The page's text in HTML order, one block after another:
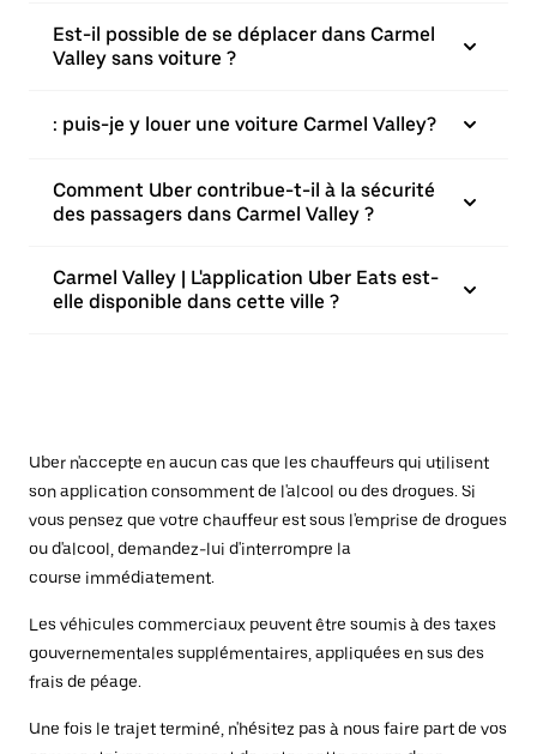
Est-il possible de se déplacer dans Carmel
Valley sans voiture ?
: puis-je y louer une voiture Carmel Valley?
Comment Uber contribue-t-il à la sécurité
des passagers dans Carmel Valley ?
Carmel Valley | L'application Uber Eats est-
elle disponible dans cette ville ?
Uber n'accepte en aucun cas que les chauffeurs qui utilisent
son application consomment de l'alcool ou des drogues. Si
vous pensez que votre chauffeur est sous l'emprise de drogues
ou d'alcool, demandez-lui d'interrompre la
course immédiatement.
Les véhicules commerciaux peuvent être soumis à des taxes
gouvernementales supplémentaires, appliquées en sus des
frais de péage.
Une fois le trajet terminé, n'hésitez pas à nous faire part de vos